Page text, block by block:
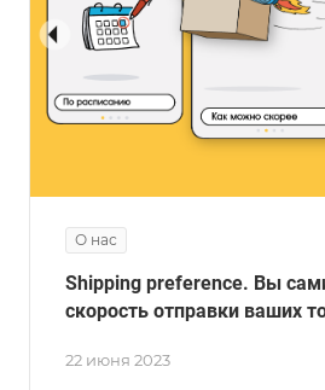
О нас
22 июня 2023
Shipping preference. Вы
скорость отправки ваших